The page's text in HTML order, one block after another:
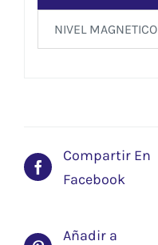
NIVEL MAGNETICO
Compartir En
Facebook
Añadir a